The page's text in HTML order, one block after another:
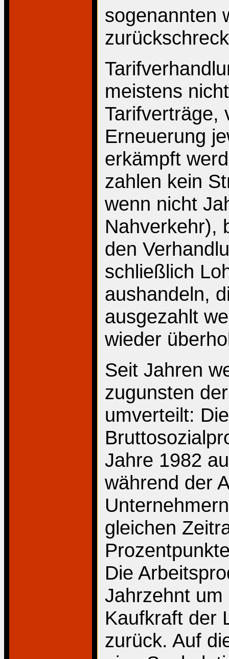
sogenannten
meistens
Tarifverträge,
Erneuerung
erkämpft
zahlen kein
wenn nicht
Nahverkehr),
den
schließlich
aushandeln,
ausgezahlt
wieder
Seit Jahren
zugunsten
umverteilt:
Jahre 1982
während der
gleichen
Die
Jahrzehnt
Kaufkraft der
zurück. Auf